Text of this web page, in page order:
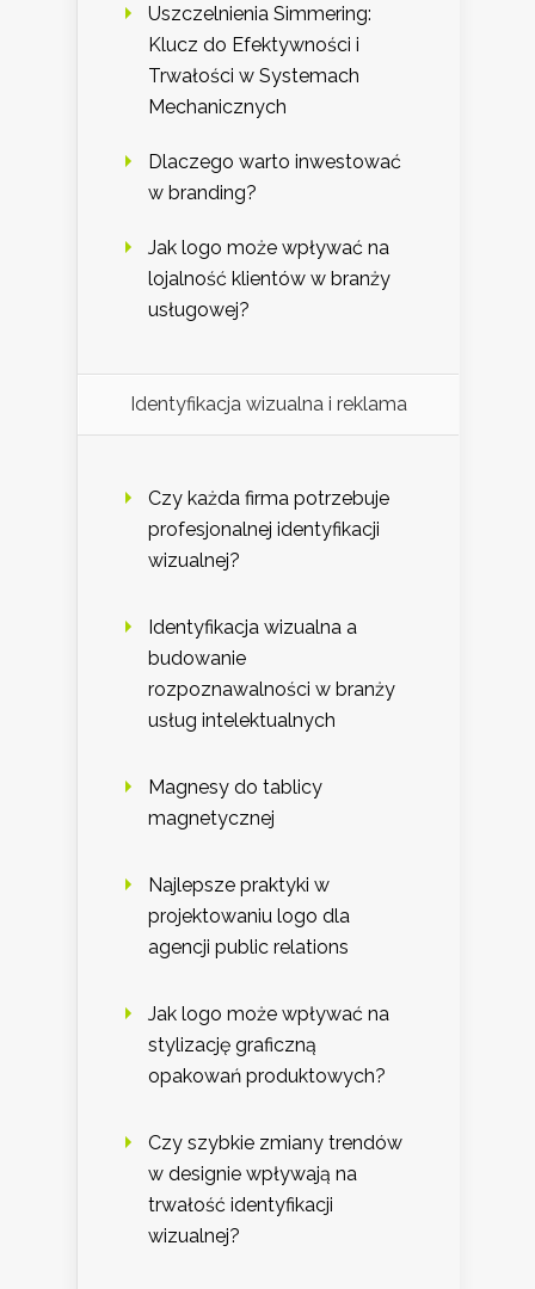
Uszczelnienia Simmering:
Klucz do Efektywności i
Trwałości w Systemach
Mechanicznych
Dlaczego warto inwestować
w branding?
Jak logo może wpływać na
lojalność klientów w branży
usługowej?
Identyfikacja wizualna i reklama
Czy każda firma potrzebuje
profesjonalnej identyfikacji
wizualnej?
Identyfikacja wizualna a
budowanie
rozpoznawalności w branży
usług intelektualnych
Magnesy do tablicy
magnetycznej
Najlepsze praktyki w
projektowaniu logo dla
agencji public relations
Jak logo może wpływać na
stylizację graficzną
opakowań produktowych?
Czy szybkie zmiany trendów
w designie wpływają na
trwałość identyfikacji
wizualnej?